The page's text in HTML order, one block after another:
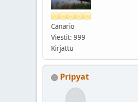
Canario
Viestit: 999
Kirjattu
Pripyat